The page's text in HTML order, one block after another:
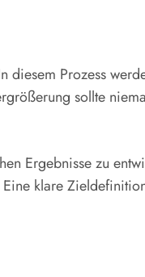
Prozess
sollte
Ergebnisse zu
klare